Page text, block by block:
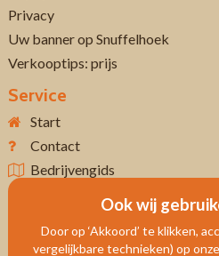
Privacy
Uw banner op Snuffelhoek
Verkooptips: prijs
Service
Start
Contact
Bedrijvengids
Ook wij
Door op ‘Akkoord’ te klikken,
vergelijkbare technieken) op